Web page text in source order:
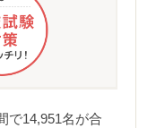
で14,951名が合